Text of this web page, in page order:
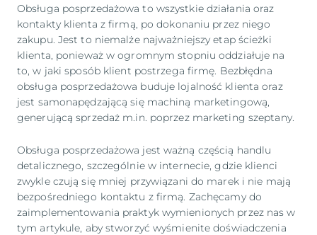
Obsługa posprzedażowa to wszystkie działania oraz
kontakty klienta z firmą, po dokonaniu przez niego
zakupu. Jest to niemalże najważniejszy etap ścieżki
klienta, ponieważ w ogromnym stopniu oddziałuje na
to, w jaki sposób klient postrzega firmę. Bezbłędna
obsługa posprzedażowa buduje lojalność klienta oraz
jest samonapędzającą się machiną marketingową,
generującą sprzedaż m.in. poprzez marketing szeptany.
Obsługa posprzedażowa jest ważną częścią handlu
detalicznego, szczególnie w internecie, gdzie klienci
zwykle czują się mniej przywiązani do marek i nie mają
bezpośredniego kontaktu z firmą. Zachęcamy do
zaimplementowania praktyk wymienionych przez nas w
tym artykule, aby stworzyć wyśmienite doświadczenia